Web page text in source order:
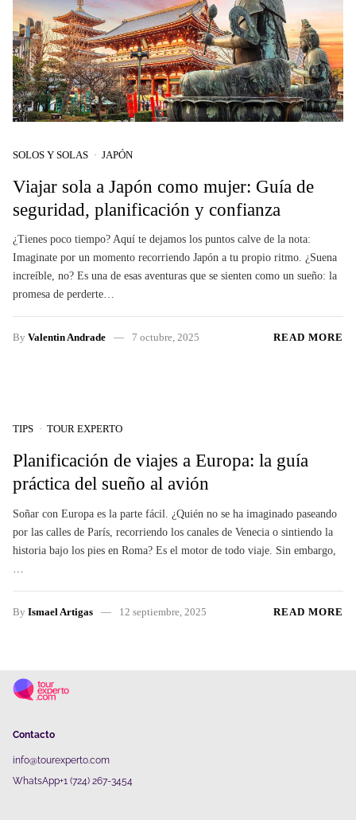
SOLOS Y SOLAS JAPÓN
Viajar sola a Japón como mujer: Guía de
seguridad, planificación y confianza
¿Tienes poco tiempo? Aquí te dejamos los puntos calve de la nota:
Imaginate por un momento recorriendo Japón a tu propio ritmo. ¿Suena
increíble, no? Es una de esas aventuras que se sienten como un sueño: la
promesa de perderte…
By Valentin Andrade 7 octubre, 2025 READ MORE
TIPS TOUR EXPERTO
Planificación de viajes a Europa: la guía
práctica del sueño al avión
Soñar con Europa es la parte fácil. ¿Quién no se ha imaginado paseando
por las calles de París, recorriendo los canales de Venecia o sintiendo la
historia bajo los pies en Roma? Es el motor de todo viaje. Sin embargo,
By Ismael Artigas 12 septiembre, 2025 READ MORE
Contacto
info@tourexperto.com
WhatsApp+1 (724) 267-3454